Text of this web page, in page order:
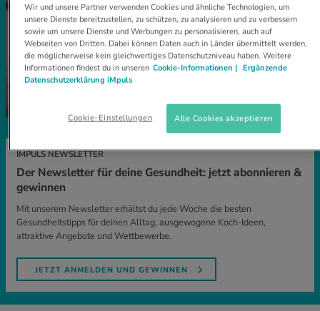
IMPULS NEWSLETTER
Der Newsletter für deine Gesundheit: jetzt abonnieren &
gewinnen
Mit unserem Newsletter erhältst du jede Woche die besten
Gesundheitstipps für deinen Alltag, ausgewogene Koch-Ideen,
attraktive Angebote und Wettbewerbe.
JETZT ANMELDEN UND GEWINNEN
Wir und unsere Partner verwenden Cookies und ähnliche Technologien, um
unsere Dienste bereitzustellen, zu schützen, zu analysieren und zu verbessern
sowie um unsere Dienste und Werbungen zu personalisieren, auch auf
Webseiten von Dritten. Dabei können Daten auch in Länder übermittelt werden,
die möglicherweise kein gleichwertiges Datenschutzniveau haben. Weitere
Informationen findest du in unseren Cookie-Informationen | Ergänzende
Datenschutzerklärung iMpuls
Cookie-Einstellungen Alle Cookies akzeptieren